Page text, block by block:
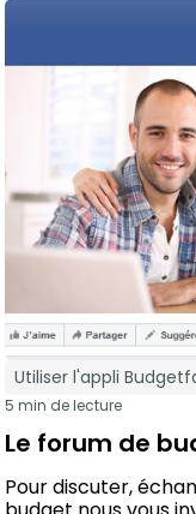
Utiliser l'appli
5 min de lecture
Le forum de
Pour discuter,